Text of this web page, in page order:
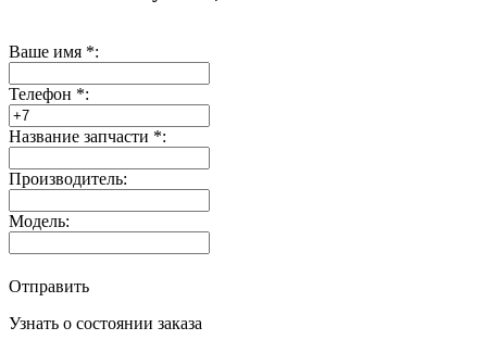
Ваше имя *:
Телефон *:
Название запчасти *:
Производитель:
Модель:
Отправить
Узнать о состоянии заказа